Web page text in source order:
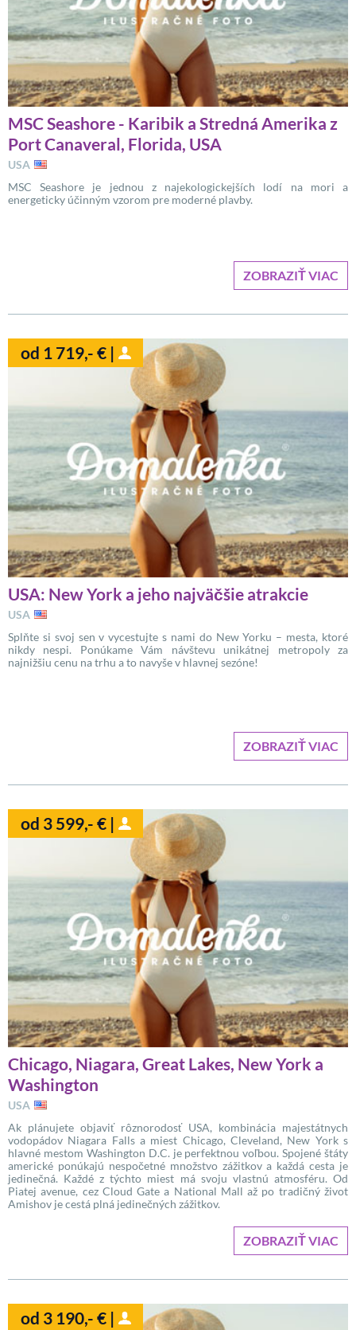
MSC Seashore - Karibik a Stredná Amerika z
Port Canaveral, Florida, USA
USA
MSC Seashore je jednou z najekologickejších lodí na mori a
energeticky účinným vzorom pre moderné plavby.
ZOBRAZIŤ VIAC
od 1 719,- € |
USA: New York a jeho najväčšie atrakcie
USA
Splňte si svoj sen v vycestujte s nami do New Yorku – mesta, ktoré
nikdy nespi. Ponúkame Vám návštevu unikátnej metropoly za
najnižšiu cenu na trhu a to navyše v hlavnej sezóne!
ZOBRAZIŤ VIAC
od 3 599,- € |
Chicago, Niagara, Great Lakes, New York a
Washington
USA
Ak plánujete objaviť rôznorodosť USA, kombinácia majestátnych
vodopádov Niagara Falls a miest Chicago, Cleveland, New York s
hlavné mestom Washington D.C. je perfektnou voľbou. Spojené štáty
americké ponúkajú nespočetné množstvo zážitkov a každá cesta je
jedinečná. Každé z týchto miest má svoju vlastnú atmosféru. Od
Piatej avenue, cez Cloud Gate a National Mall až po tradičný život
Amishov je cestá plná jedinečných zážitkov.
ZOBRAZIŤ VIAC
od 3 190,- € |